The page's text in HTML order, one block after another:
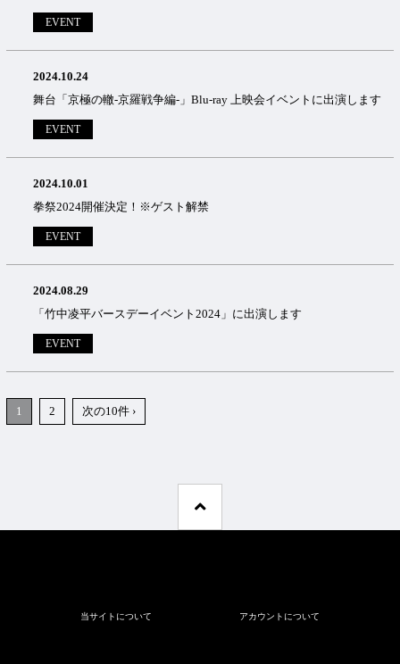
EVENT
2024.10.24
舞台「京極の轍-京羅戦争編-」Blu-ray 上映会イベントに出演します
EVENT
2024.10.01
拳祭2024開催決定！※ゲスト解禁
EVENT
2024.08.29
「竹中凌平バースデーイベント2024」に出演します
EVENT
1 2 次の10件 ›
当サイトについて アカウントについて